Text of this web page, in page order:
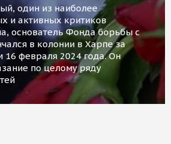
один из наиболее
и активных критиков
основатель Фонда борьбы с
в колонии в Харпе за
февраля 2024 года. Он
по целому ряду